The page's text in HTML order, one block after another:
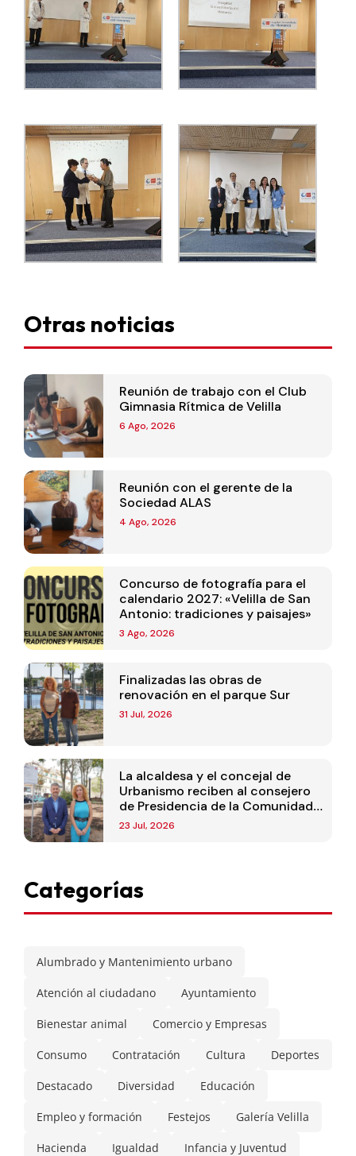
Otras noticias
Reunión de trabajo con el Club
Gimnasia Rítmica de Velilla
6 Ago, 2026
Reunión con el gerente de la
Sociedad ALAS
4 Ago, 2026
Concurso de fotografía para el
calendario 2027: «Velilla de San
Antonio: tradiciones y paisajes»
3 Ago, 2026
Finalizadas las obras de
renovación en el parque Sur
31 Jul, 2026
La alcaldesa y el concejal de
Urbanismo reciben al consejero
de Presidencia de la Comunidad
de Madrid
23 Jul, 2026
Categorías
Alumbrado y Mantenimiento urbano
Atención al ciudadano Ayuntamiento
Bienestar animal Comercio y Empresas
Consumo Contratación Cultura Deportes
Destacado Diversidad Educación
Empleo y formación Festejos Galería Velilla
Hacienda Igualdad Infancia y Juventud